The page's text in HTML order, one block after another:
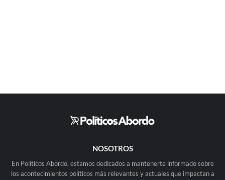
NOSOTROS
En Políticos Abordo, estamos dedicados a mantenerte informado sobre
los acontecimientos políticos más relevantes y actuales que impactan a